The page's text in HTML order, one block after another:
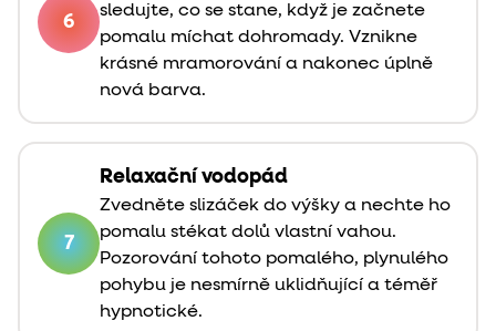
6
sledujte, co se stane, když je začnete
pomalu míchat dohromady. Vznikne
krásné mramorování a nakonec úplně
nová barva.
7
Relaxační vodopád
Zvedněte slizáček do výšky a nechte ho
pomalu stékat dolů vlastní vahou.
Pozorování tohoto pomalého, plynulého
pohybu je nesmírně uklidňující a téměř
hypnotické.